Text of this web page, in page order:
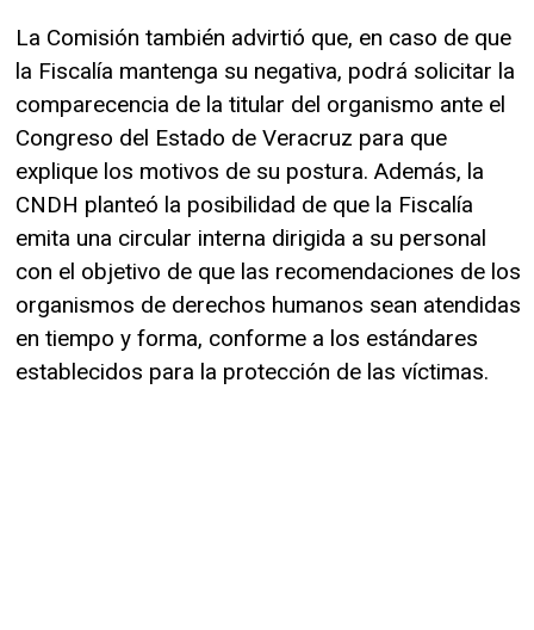
La Comisión también advirtió que, en caso de que
la Fiscalía mantenga su negativa, podrá solicitar la
comparecencia de la titular del organismo ante el
Congreso del Estado de Veracruz para que
explique los motivos de su postura. Además, la
CNDH planteó la posibilidad de que la Fiscalía
emita una circular interna dirigida a su personal
con el objetivo de que las recomendaciones de los
organismos de derechos humanos sean atendidas
en tiempo y forma, conforme a los estándares
establecidos para la protección de las víctimas.